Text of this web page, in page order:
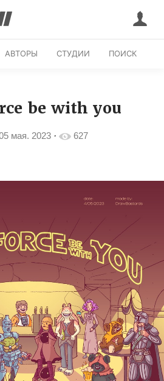
АВТОРЫ СТУДИИ ПОИСК
be with you
мая. 2023 · 627